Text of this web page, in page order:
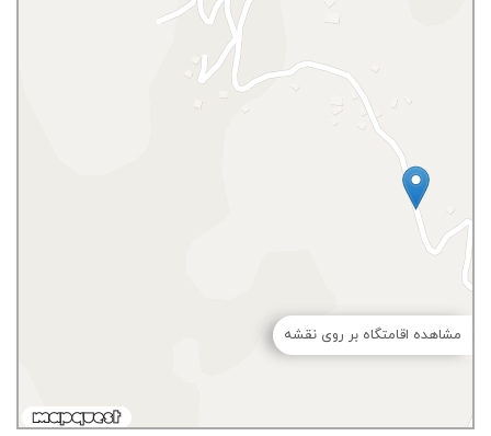
مشاهده اقامتگاه بر روی نقشه